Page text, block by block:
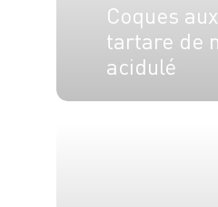
Coques
tartare de
acidulé